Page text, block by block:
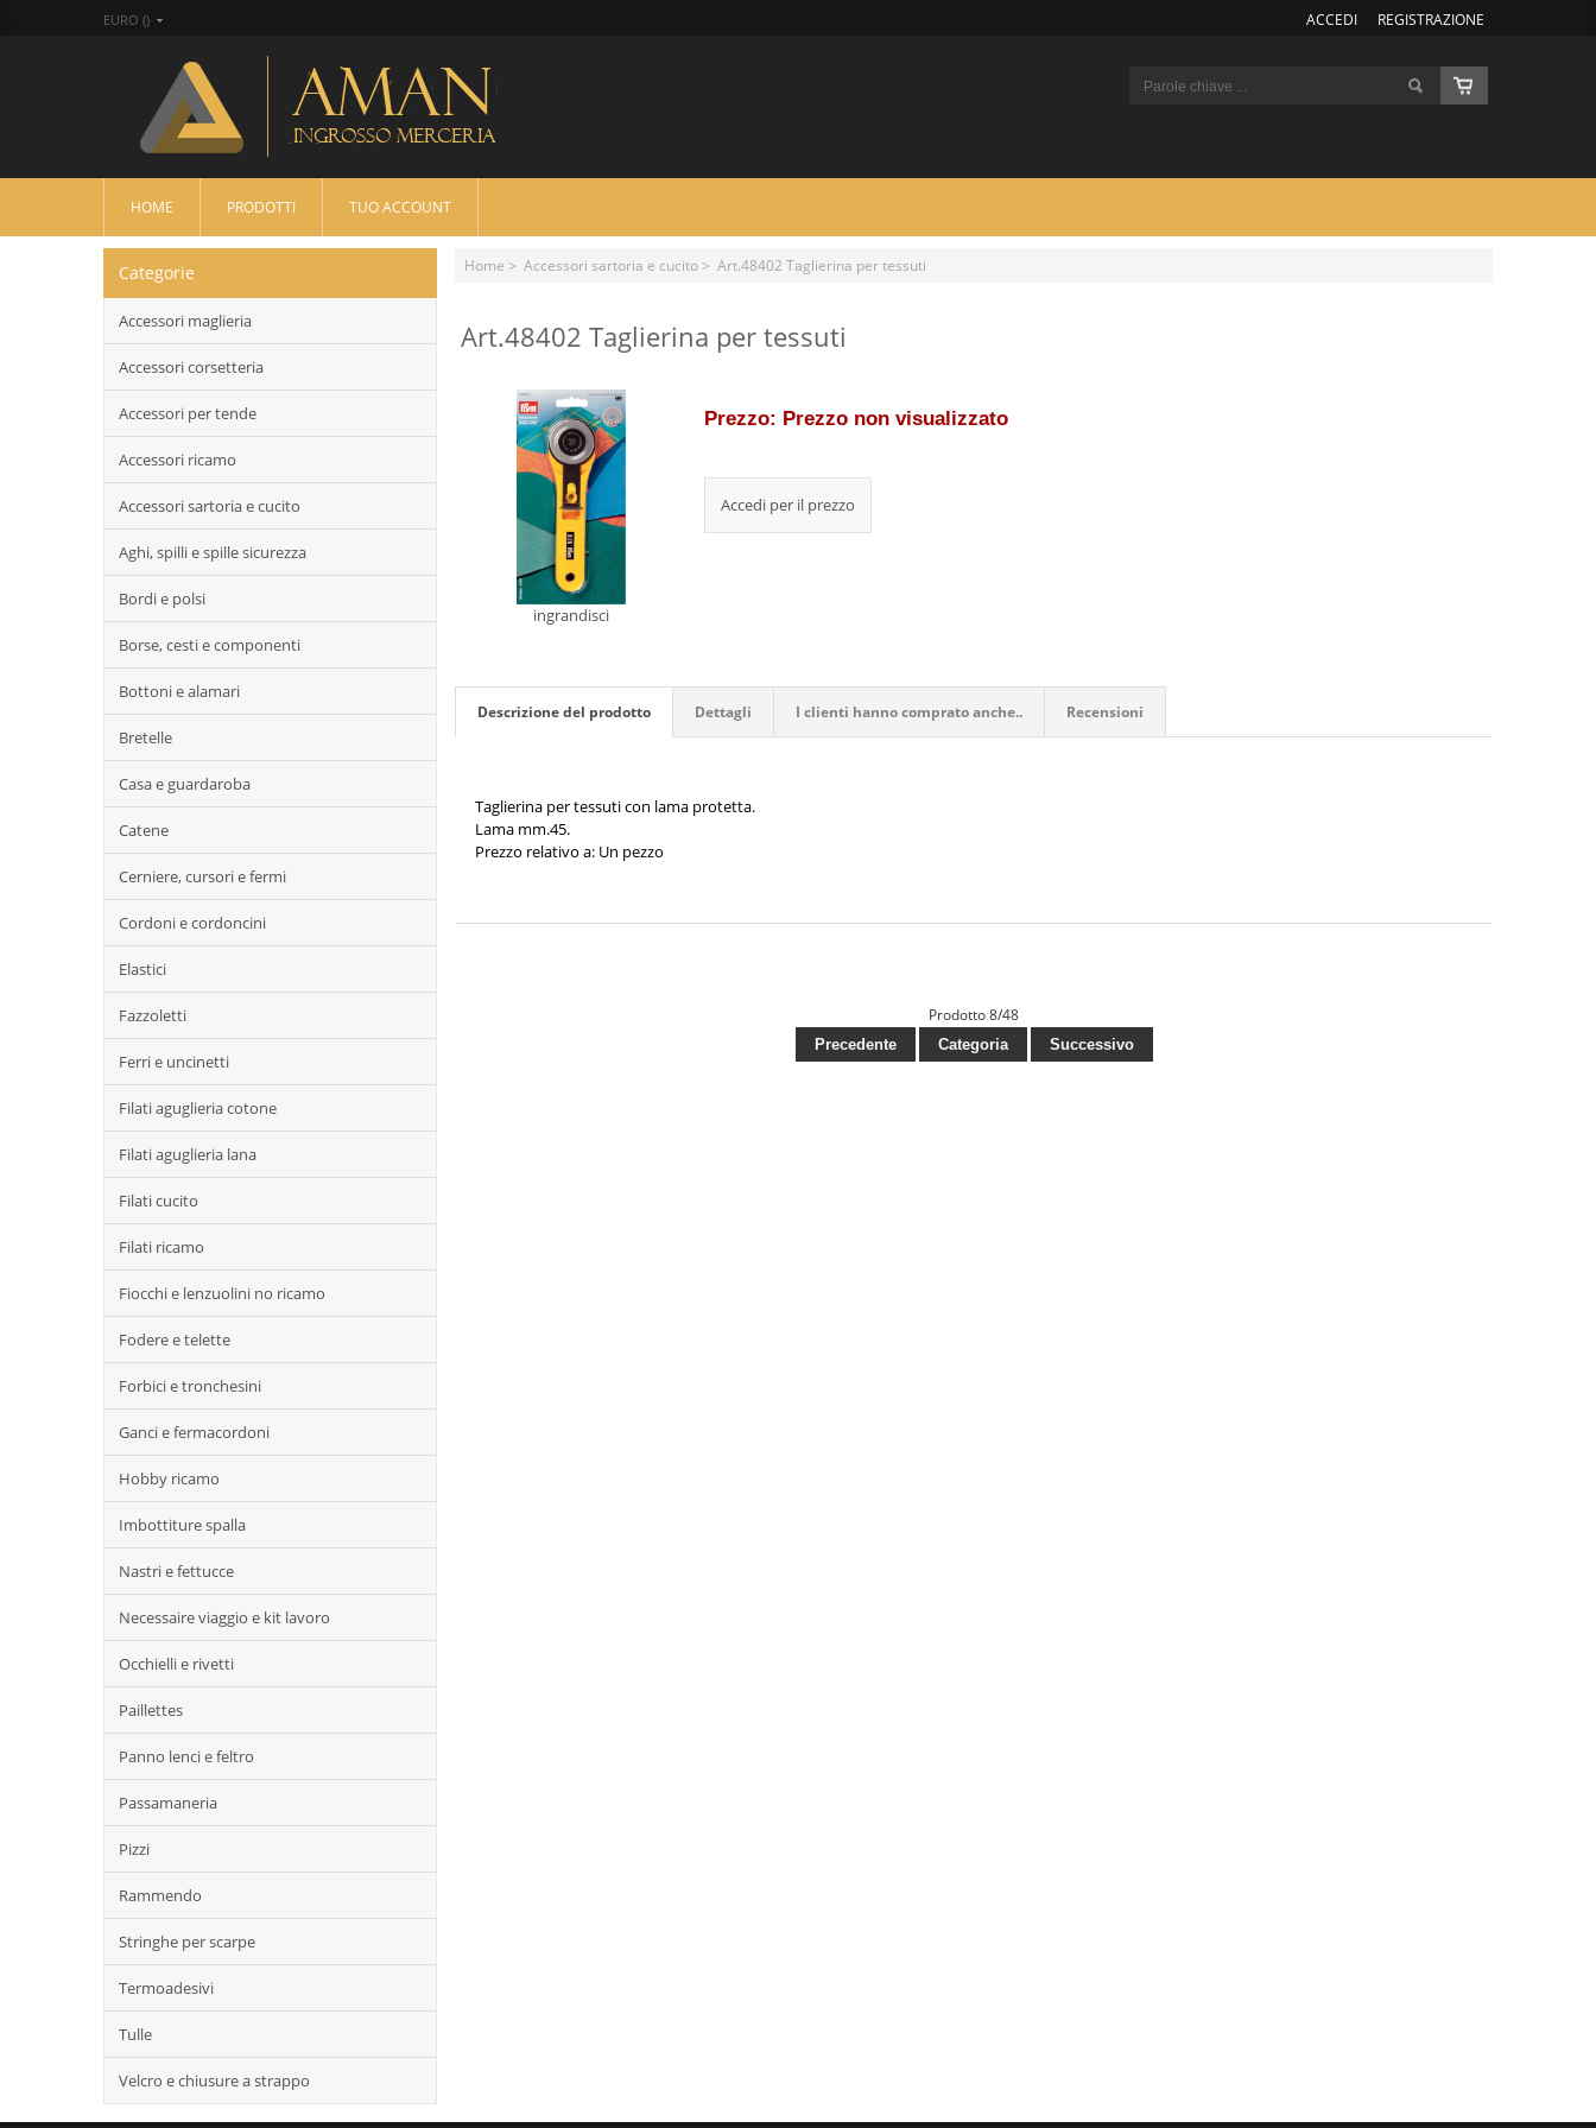
ACCEDI REGISTRAZIONE
EURO ()
HOME PRODOTTI TUO ACCOUNT
Categorie
Accessori maglieria
Accessori corsetteria
Accessori per tende
Accessori ricamo
Accessori sartoria e cucito
Aghi, spilli e spille sicurezza
Bordi e polsi
Borse, cesti e componenti
Bottoni e alamari
Bretelle
Casa e guardaroba
Catene
Cerniere, cursori e fermi
Cordoni e cordoncini
Elastici
Fazzoletti
Ferri e uncinetti
Filati aguglieria cotone
Filati aguglieria lana
Filati cucito
Filati ricamo
Fiocchi e lenzuolini no ricamo
Fodere e telette
Forbici e tronchesini
Ganci e fermacordoni
Hobby ricamo
Imbottiture spalla
Nastri e fettucce
Necessaire viaggio e kit lavoro
Occhielli e rivetti
Paillettes
Panno lenci e feltro
Passamaneria
Pizzi
Rammendo
Stringhe per scarpe
Termoadesivi
Tulle
Velcro e chiusure a strappo
Home >Accessori sartoria e cucito> Art.48402 Taglierina per tessuti
Art.48402 Taglierina per tessuti
ingrandisci
Prezzo: Prezzo non visualizzato
Accedi per il prezzo
Descrizione del prodotto Dettagli I clienti hanno comprato anche.. Recensioni
Taglierina per tessuti con lama protetta.
Lama mm.45.
Prezzo relativo a: Un pezzo
Prodotto 8/48
Precedente Categoria Successivo